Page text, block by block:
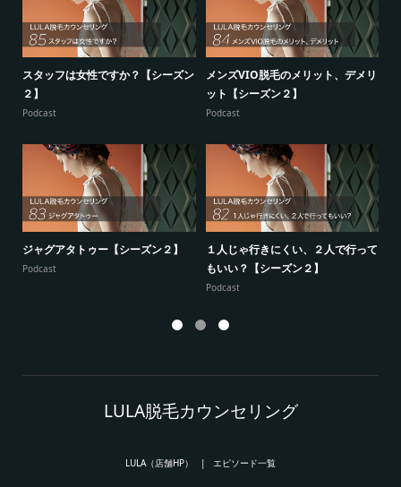
スタッフは女性ですか？【シーズン
２】
Podcast
メンズVIO脱毛のメリット、デメリ
ット【シーズン２】
Podcast
ジャグアタトゥー【シーズン２】
Podcast
１人じゃ行きにくい、２人で行って
もいい？【シーズン２】
Podcast
LULA脱毛カウンセリング
LULA（店舗HP） エピソード一覧